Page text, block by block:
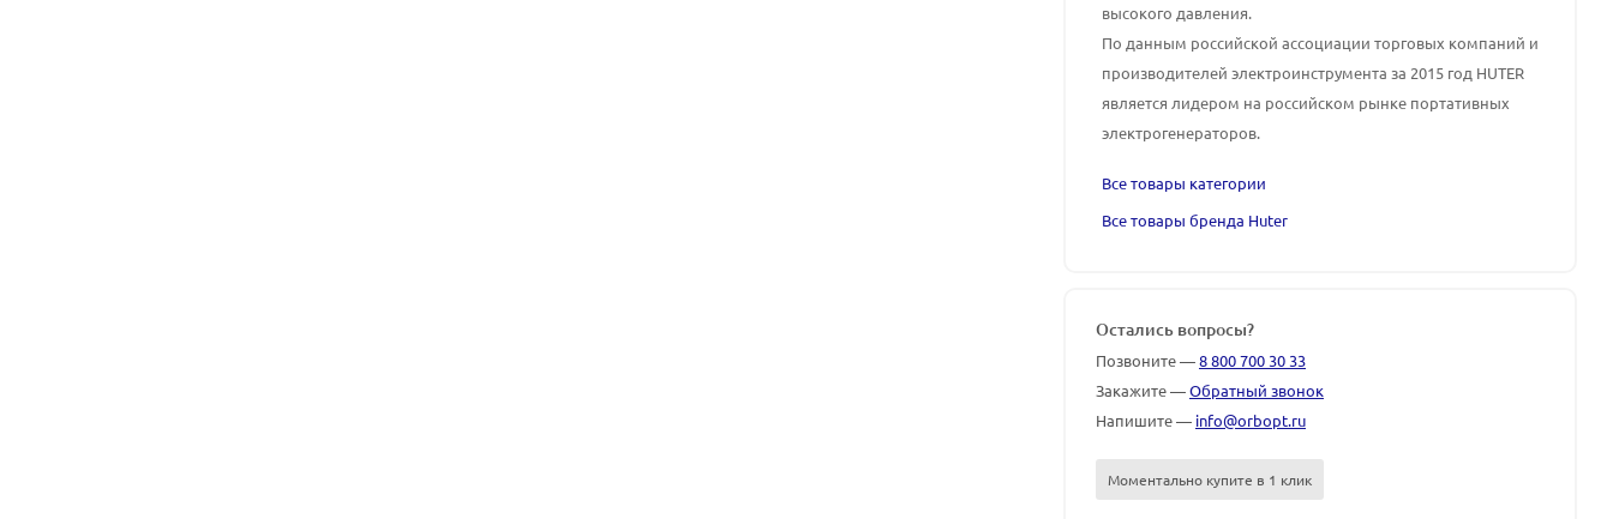
высокого давления.
По данным российской ассоциации торговых компаний и
производителей электроинструмента за 2015 год HUTER
является лидером на российском рынке портативных
электрогенераторов.
Все товары категории
Все товары бренда Huter
Остались вопросы?
Позвоните —8 800 700 30 33
Закажите —Обратный звонок
Напишите — info@orbopt.ru
Моментально купите в 1 клик